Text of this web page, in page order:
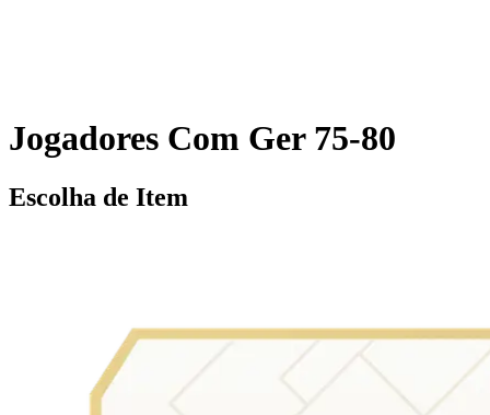
Jogadores Com Ger 75-80
Escolha de Item